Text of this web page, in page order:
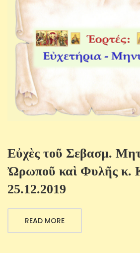
Εὐχὲς τοῦ Σεβασμ.
Ὠρωποῦ καὶ Φυλῆς κ.
25.12.2019
READ MORE